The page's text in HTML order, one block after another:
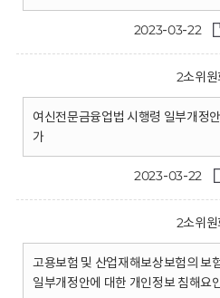
2023-03-22
2소위원
여신전문금융업법 시행령 일부개정
가
2023-03-22
2소위원
고용보험 및 산업재해보상보험의 보
일부개정안에 대한 개인정보 침해요